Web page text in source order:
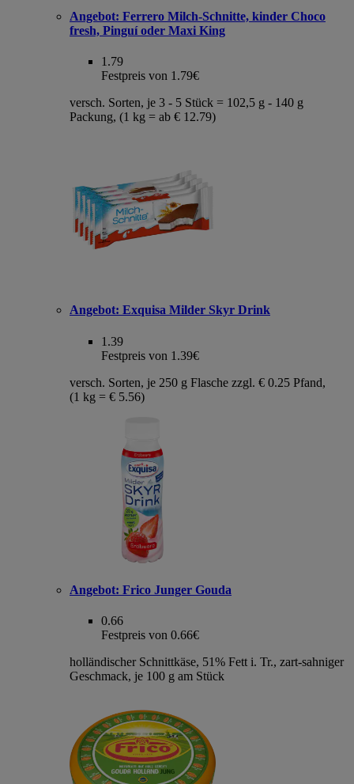
Angebot: Ferrero Milch-Schnitte, kinder Choco
fresh, Pinguí oder Maxi King
1.79
Festpreis von 1.79€
versch. Sorten, je 3 - 5 Stück = 102,5 g - 140 g
Packung, (1 kg = ab € 12.79)
Angebot: Exquisa Milder Skyr Drink
1.39
Festpreis von 1.39€
versch. Sorten, je 250 g Flasche zzgl. € 0.25 Pfand,
(1 kg = € 5.56)
Angebot: Frico Junger Gouda
0.66
Festpreis von 0.66€
holländischer Schnittkäse, 51% Fett i. Tr., zart-sahniger
Geschmack, je 100 g am Stück